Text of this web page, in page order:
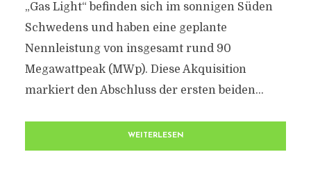
„Gas Light“ befinden sich im sonnigen Süden
Schwedens und haben eine geplante
Nennleistung von insgesamt rund 90
Megawattpeak (MWp). Diese Akquisition
markiert den Abschluss der ersten beiden...
WEITERLESEN